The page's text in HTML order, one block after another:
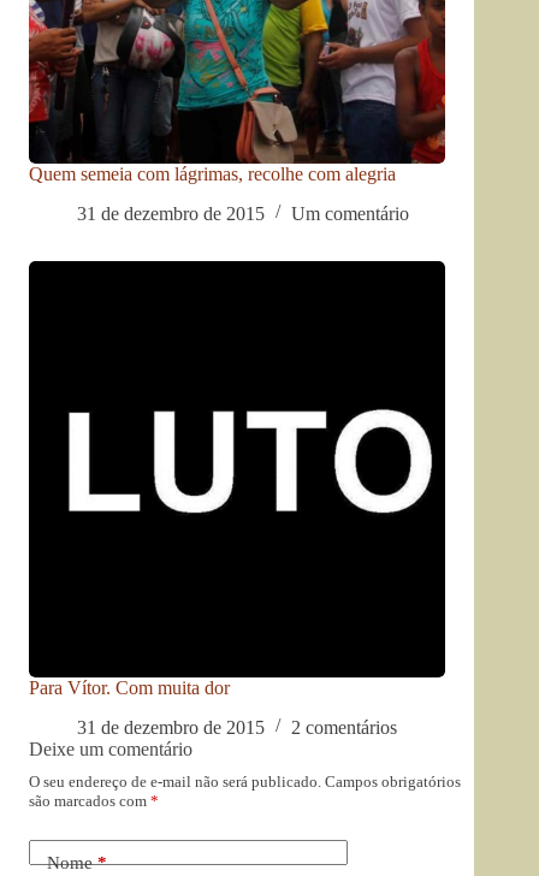
Quem semeia com lágrimas, recolhe com alegria
31 de dezembro de 2015
Um comentário
Para Vítor. Com muita dor
31 de dezembro de 2015
2 comentários
Deixe um comentário
O seu endereço de e-mail não será publicado. Campos obrigatórios
são marcados com *
Nome*